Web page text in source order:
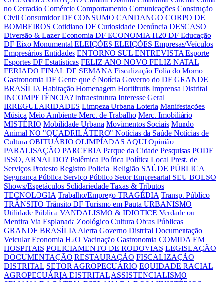
no Cerradão Comércio Comportamento Comunicações Construção
Civil Consumidor DF CONSUMO CANDANGO CORPO DE
BOMBEIROS Cotidiano DF Curiosidade Denúncia DESCASO
Diversão & LazerEconomia DF ECONOMIA H20 DF Educação
DF Eixo Monumental ELEIÇÕES ELEIÇÕES Empresas/Veículos
Empresários Entidades ENTORNO SUL ENTREVISTAEsporte
Esportes DF Estatísticas FELIZ ANO NOVO FELIZ NATAL
FERIADO FINAL DE SEMANAFiscalização Folia do Momo
Gastronomia DF Gente que é Notícia Governo do DF GRANDE
BRASÍLIAHabitação Homenagem Hortifrutis Imprensa Distrital
INCOMPETÊNCIA? Infraestrutura Interesse Geral
IRREGULARIDADES Limpeza Urbana Loteria Manifestações
Música Meio Ambiente Merc. de Trabalho Merc. Imobiliário
MISTÉRIO Mobilidade Urbana Movimentos Sociais Mundo
Animal NO "QUADRILÁTERO" Notícias da Saúde Notícias de
Cultura OBITUÁRIO OLIMPÍADAS AQUI Opinião
PARALISAÇÃO PARCERIA Parque da Cidade Pesquisas PODE
ISSO, ARNALDO? Polêmica Política Política Local Prest. de
Serviços Protesto Registro Policial Religião SAÚDE PÚBLICA
Segurança Pública Serviço Público Setor Empresarial SEU BOLSO
Shows/Espetáculos Solidariedade Taxas & Tributos
TECNOLOGIA Trabalho/Emprego TRAGÉDIA Transp. Público
TRÂNSITO Trânsito DF Turismo em Pauta URBANISMO
Utilidade Pública VANDALISMO & IDIOTICE Verdade ou
Mentira Via Esplanada Zoológico Cultura Obras Públicas
GRANDE BRASÍLIAAlerta Governo Distrital Documentação
Veicular Economia H2O Vacinação Gastronomia COMIDA EM
HOSPITAIS POLICIAMENTO DE RODOVIAS LEGISLAÇÃO
DOCUMENTAÇÃO RESTAURAÇÃO FISCALIZAÇÃO
DISTRITAL SETOR AGROPECUÁRIO EQUIDADE RACIAL
AGROPECUÁRIA DISTRITALASSISTENCIALISMO